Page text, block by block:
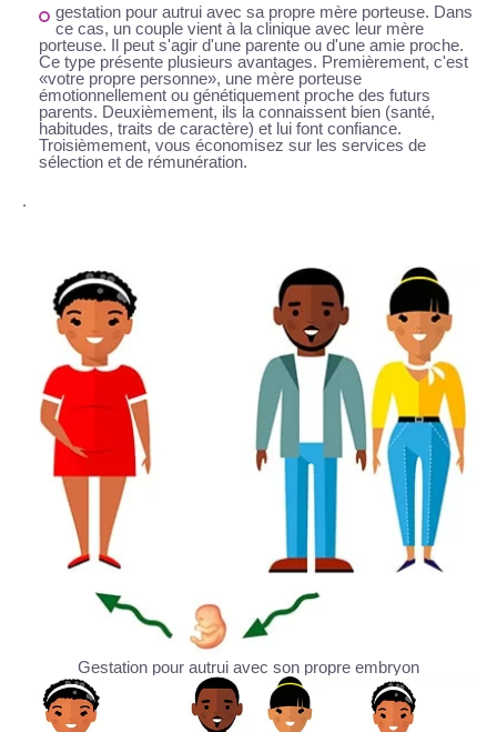
gestation pour autrui avec sa propre mère porteuse. Dans
ce cas, un couple vient à la clinique avec leur mère
porteuse. Il peut s'agir d'une parente ou d'une amie proche.
Ce type présente plusieurs avantages. Premièrement, c'est
«votre propre personne», une mère porteuse
émotionnellement ou génétiquement proche des futurs
parents. Deuxièmement, ils la connaissent bien (santé,
habitudes, traits de caractère) et lui font confiance.
Troisièmement, vous économisez sur les services de
sélection et de rémunération.
.
Gestation pour autrui avec son propre embryon